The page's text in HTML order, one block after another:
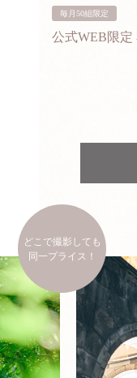
毎月50組限定
公式WEB限定
どこで撮影しても
同一プライス！